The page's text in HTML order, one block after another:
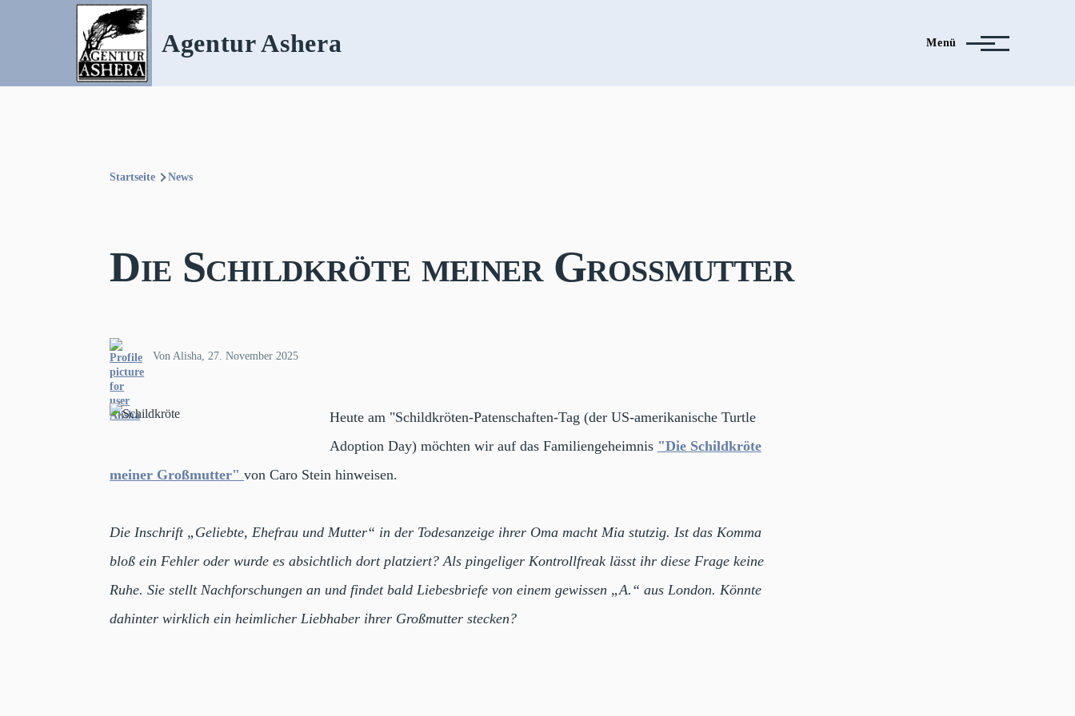
Direkt zum Inhalt
Agentur Ashera Menü
Startseite News
Die Schildkröte meiner Großmutter
Von Alisha , 27. November 2025
Heute am "Schildkröten-Patenschaften-Tag (der US-amerikanische Turtle
Adoption Day) möchten wir auf das Familiengeheimnis "Die Schildkröte
meiner Großmutter"von Caro Stein hinweisen.
Die Inschrift „Geliebte, Ehefrau und Mutter“ in der Todesanzeige ihrer Oma macht Mia stutzig. Ist das Komma
bloß ein Fehler oder wurde es absichtlich dort platziert? Als pingeliger Kontrollfreak lässt ihr diese Frage keine
Ruhe. Sie stellt Nachforschungen an und findet bald Liebesbriefe von einem gewissen „A.“ aus London. Könnte
dahinter wirklich ein heimlicher Liebhaber ihrer Großmutter stecken?